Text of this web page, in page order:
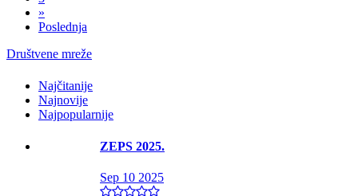
»
Poslednja
Društvene mreže
Najčitanije
Najnovije
Najpopularnije
ZEPS 2025.
Sep 10 2025